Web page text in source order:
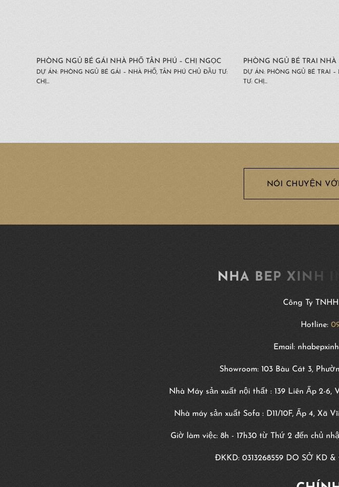
PHÒNG NGỦ BÉ GÁI NHÀ PHỐ TÂN PHÚ – CHỊ NGỌC
DỰ ÁN: PHÒNG NGỦ BÉ GÁI – NHÀ PHỐ, TÂN PHÚ CHỦ ĐẦU TƯ:
CHỊ...
PHÒNG NGỦ BÉ TRAI NHÀ
DỰ ÁN: PHÒNG NGỦ BÉ TRAI
TƯ: CHỊ...
NÓI CHUYỆN
NHA BEP XINH
Công Ty
Hotline:
Email:
Showroom: 103 Bàu Cát 3,
Nhà Máy sản xuất nội thất : 139 Liên Ấp 2-6,
Nhà máy sản xuất Sofa : D11/10F, Ấp 4, Xã
Giờ làm việc: 8h - 17h30 từ Thứ 2 đến chủ
ĐKKD: 0313268559 DO SỞ KD &